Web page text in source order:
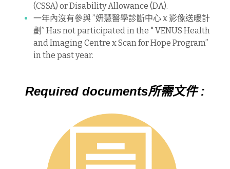
(CSSA) or Disability Allowance (DA).
一年內沒有參與 ”妍慧醫學診斷中心 x 影像送暖計
劃” Has not participated in the " VENUS Health
and Imaging Centre x Scan for Hope Program”
in the past year.
Required documents所需文件 :